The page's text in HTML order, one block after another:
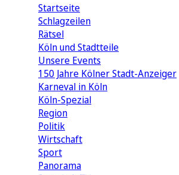
Startseite
Schlagzeilen
Rätsel
Köln und Stadtteile
Unsere Events
150 Jahre Kölner Stadt-Anzeiger
Karneval in Köln
Köln-Spezial
Region
Politik
Wirtschaft
Sport
Panorama